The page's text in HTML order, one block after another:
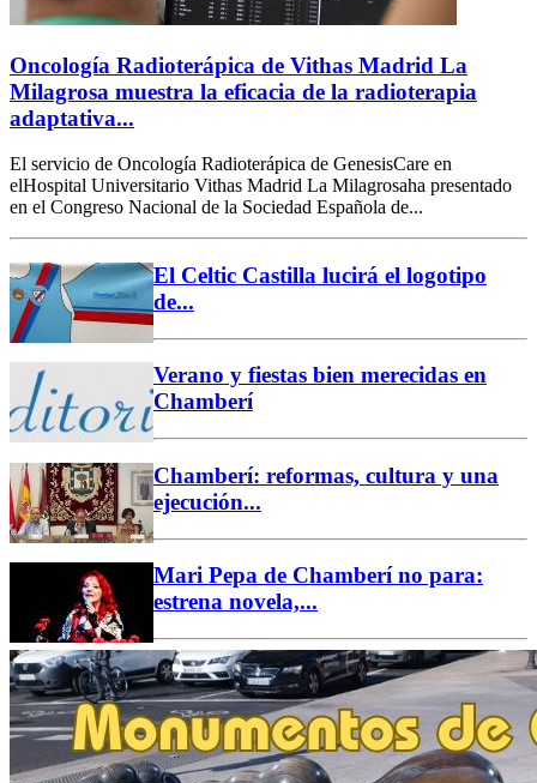
Oncología Radioterápica de Vithas Madrid La
Milagrosa muestra la eficacia de la radioterapia
adaptativa...
El servicio de Oncología Radioterápica de GenesisCare en
elHospital Universitario Vithas Madrid La Milagrosaha presentado
en el Congreso Nacional de la Sociedad Española de...
El Celtic Castilla lucirá el logotipo
de...
Verano y fiestas bien merecidas en
Chamberí
Chamberí: reformas, cultura y una
ejecución...
Mari Pepa de Chamberí no para:
estrena novela,...